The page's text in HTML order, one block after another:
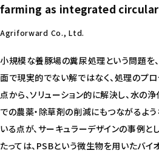
farming as integrated
Agriforward Co., Ltd.
小規模な養豚場の糞尿処理という問題を
面で現実的でない解ではなく、処理のプ
点から、ソリューション的に解決し、水の
での農薬・除草剤の削減にもつながるよ
いる点が、サーキュラーデザインの事例と
たっては、PSBという微生物を用いたバイ